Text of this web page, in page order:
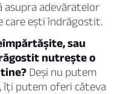
asupra adevăratelor
care ești îndrăgostit.
sau
nutrește o
Deși nu putem
îți putem oferi câteva